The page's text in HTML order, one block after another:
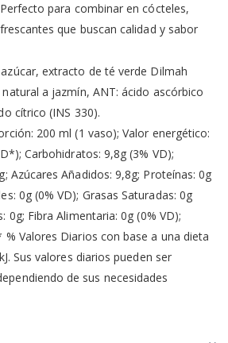
para combinar en cócteles,
que buscan calidad y sabor
extracto de té verde Dilmah
a jazmín, ANT: ácido ascórbico
cítrico (INS 330).
200 ml (1 vaso); Valor energético:
Carbohidratos: 9,8g (3% VD);
Azúcares Añadidos: 9,8g; Proteínas: 0g
0g (0% VD); Grasas Saturadas: 0g
0g; Fibra Alimentaria: 0g (0% VD);
% Valores Diarios con base a una dieta
Sus valores diarios pueden ser
de sus necesidades